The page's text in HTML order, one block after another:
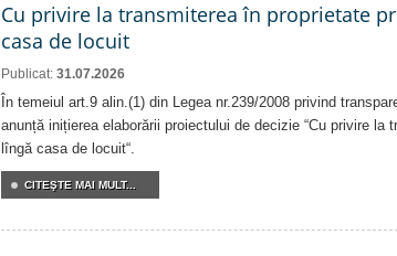
Cu privire la transmiterea în proprietate
casa de locuit
Publicat: 31.07.2026
În temeiul art.9 alin.(1) din Legea nr.239/2008 privind
anunță inițierea elaborării proiectului de decizie “Cu privire
lîngă casa de locuit“.
CITEŞTE MAI MULT...